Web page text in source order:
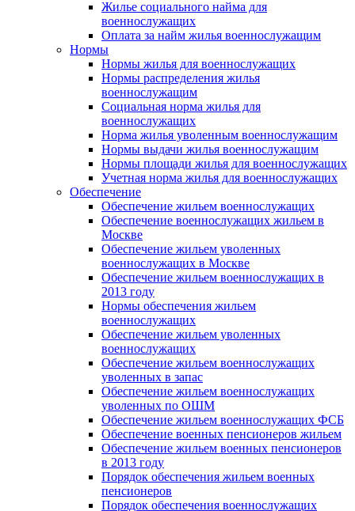
Жилье социального найма для
военнослужащих
Оплата за найм жилья военнослужащим
Нормы
Нормы жилья для военнослужащих
Нормы распределения жилья
военнослужащим
Социальная норма жилья для
военнослужащих
Норма жилья уволенным военнослужащим
Нормы выдачи жилья военнослужащим
Нормы площади жилья для военнослужащих
Учетная норма жилья для военнослужащих
Обеспечение
Обеспечение жильем военнослужащих
Обеспечение военнослужащих жильем в
Москве
Обеспечение жильем уволенных
военнослужащих в Москве
Обеспечение жильем военнослужащих в
2013 году
Нормы обеспечения жильем
военнослужащих
Обеспечение жильем уволенных
военнослужащих
Обеспечение жильем военнослужащих
уволенных в запас
Обеспечение жильем военнослужащих
уволенных по ОШМ
Обеспечение жильем военнослужащих ФСБ
Обеспечение военных пенсионеров жильем
Обеспечение жильем военных пенсионеров
в 2013 году
Порядок обеспечения жильем военных
пенсионеров
Порядок обеспечения военнослужащих